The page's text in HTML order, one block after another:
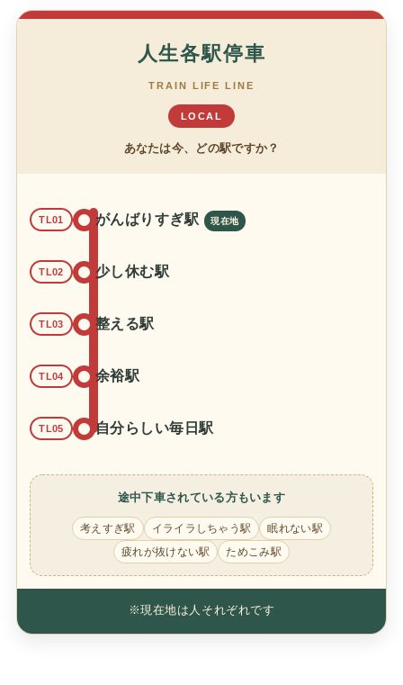
人生各駅停車
TRAIN LIFE LINE
LOCAL
あなたは今、どの駅ですか？
TL01 がんばりすぎ駅
TL02 少し休む駅
TL03 整える駅
TL04 余裕駅
TL05 自分らしい毎日駅
途中下車されている方もいます
考えすぎ駅 イライラしちゃう駅
眠れない駅
疲れが抜けない駅
ためこみ駅
※現在地は人それぞれです